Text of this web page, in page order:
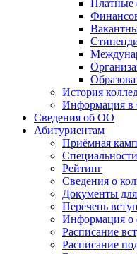
Платные
История
Информация
Сведения об ОО
Абитуриентам
Приёмная
Специальности
Рейтинг
Сведения о
Документы
Перечень
Информация о
Расписание
Расписание